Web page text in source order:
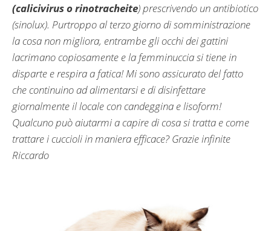
(calicivirus o rinotracheite) prescrivendo un antibiotico
(sinolux). Purtroppo al terzo giorno di somministrazione
la cosa non migliora, entrambe gli occhi dei gattini
lacrimano copiosamente e la femminuccia si tiene in
disparte e respira a fatica! Mi sono assicurato del fatto
che continuino ad alimentarsi e di disinfettare
giornalmente il locale con candeggina e lisoform!
Qualcuno può aiutarmi a capire di cosa si tratta e come
trattare i cuccioli in maniera efficace? Grazie infinite
Riccardo